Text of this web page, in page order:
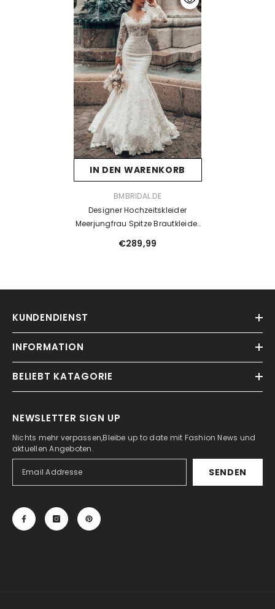
IN DEN WARENKORB
BMBRIDAL.DE
Designer Hochzeitskleider
Meerjungfrau Spitze Brautkleider
Mit Ärmel
€289,99
KUNDENDIENST
INFORMATION
BELIEBT KATAGORIE
NEWSLETTER SIGN UP
Nichts mehr verpassen,Bleibe up to date mit Fashion News und
aktuellen Angeboten.
SENDEN